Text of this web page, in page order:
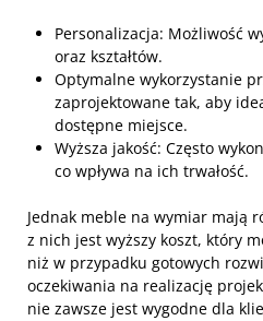
Personalizacja: Możliwość
oraz kształtów.
Optymalne wykorzystanie
zaprojektowane tak, aby
dostępne miejsce.
Wyższa jakość: Często
co wpływa na ich trwałość.
Jednak meble na wymiar mają
z nich jest wyższy koszt, który
niż w przypadku gotowych
oczekiwania na realizację
nie zawsze jest wygodne dla